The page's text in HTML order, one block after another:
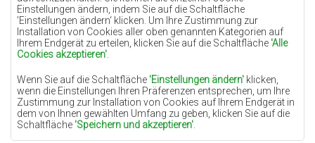
Einstellungen ändern, indem Sie auf die Schaltfläche
'Einstellungen ändern‘ klicken. Um Ihre Zustimmung zur
Installation von Cookies aller oben genannten Kategorien auf
Ihrem Endgerät zu erteilen, klicken Sie auf die Schaltfläche 'Alle
Cookies akzeptieren'
Wenn Sie auf die Schaltfläche 'Einstellungen ändern' klicken,
wenn die Einstellungen Ihren Präferenzen entsprechen, um Ihre
Zustimmung zur Installation von Cookies auf Ihrem Endgerät in
dem von Ihnen gewählten Umfang zu geben, klicken Sie auf die
Schaltfläche 'Speichern und akzeptieren'
Teppiche Orange
Teppiche Rosa
Teppiche Terrakotte
Teppiche Grün
Teppiche Golden